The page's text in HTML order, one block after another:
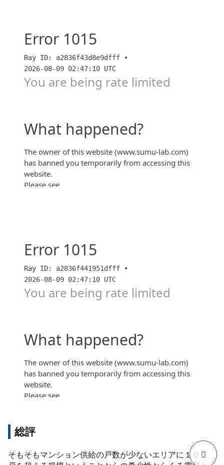
【祝！「新横浜線」開業】目黒区×新築マンション一気
見！！（キットキャット）
「ジオ品川天王洲part２」品川区の新築マンション販
売状況と間取り＆予定価格帯の追加紹介（キットキャ
ット）
総評
そもそもマンション供給の戸数が少ないエリアに１００